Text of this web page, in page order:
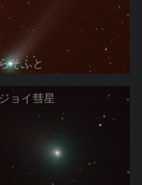
そふと
ョイ彗星